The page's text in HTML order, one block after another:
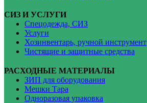
СИЗ И УСЛУГИ
Спецодежда, СИЗ
Услуги
Хозинвентарь, ручной инструмент
Чистящие и защитные средства
РАСХОДНЫЕ МАТЕРИАЛЫ
ЗИП для оборудования
Мешки Тара
Одноразовая упаковка